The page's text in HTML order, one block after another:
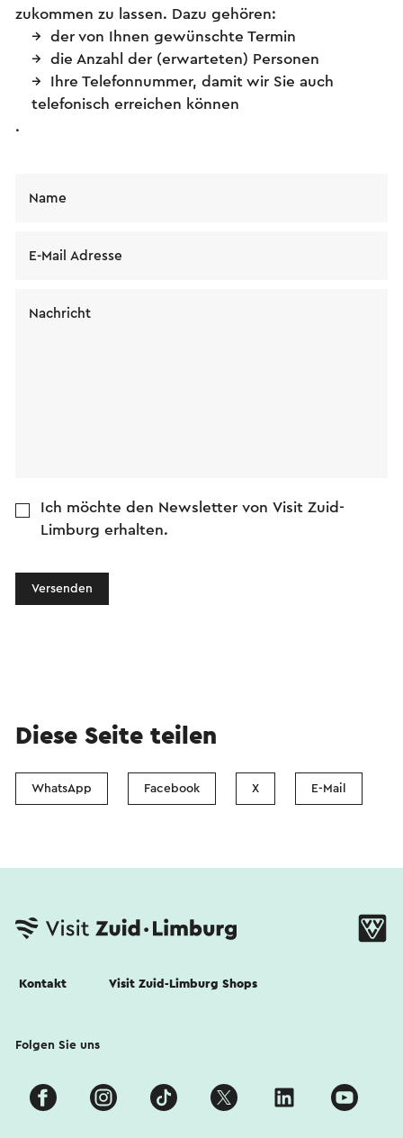
zukommen zu lassen. Dazu gehören:
der von Ihnen gewünschte Termin
die Anzahl der (erwarteten) Personen
Ihre Telefonnummer, damit wir Sie auch
telefonisch erreichen können
.
Name
E-Mail Adresse
Nachricht
Ich möchte den Newsletter von Visit Zuid-
Limburg erhalten.
Versenden
Diese Seite teilen
WhatsApp Facebook X E-Mail
Kontakt Visit Zuid-Limburg Shops
Folgen Sie uns